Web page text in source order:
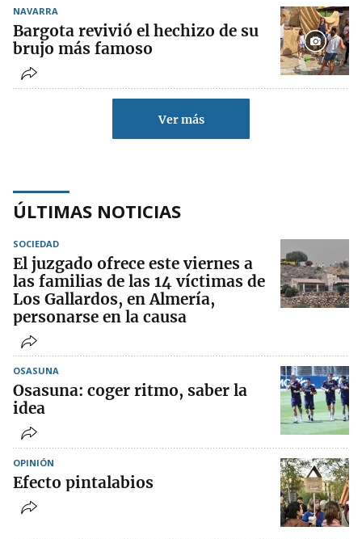
NAVARRA
Bargota revivió el hechizo de su
brujo más famoso
Ver más
ÚLTIMAS NOTICIAS
SOCIEDAD
El juzgado ofrece este viernes a
las familias de las 14 víctimas de
Los Gallardos, en Almería,
personarse en la causa
OSASUNA
Osasuna: coger ritmo, saber la
idea
OPINIÓN
Efecto pintalabios